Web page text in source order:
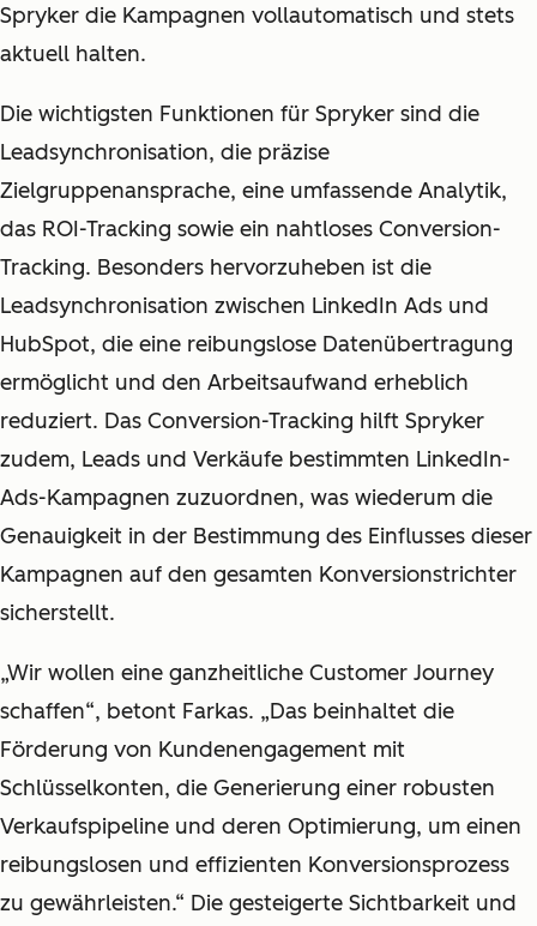
Spryker die Kampagnen vollautomatisch und stets
aktuell halten.
Die wichtigsten Funktionen für Spryker sind die
Leadsynchronisation, die präzise
Zielgruppenansprache, eine umfassende Analytik,
das ROI-Tracking sowie ein nahtloses Conversion-
Tracking. Besonders hervorzuheben ist die
Leadsynchronisation zwischen LinkedIn Ads und
HubSpot, die eine reibungslose Datenübertragung
ermöglicht und den Arbeitsaufwand erheblich
reduziert. Das Conversion-Tracking hilft Spryker
zudem, Leads und Verkäufe bestimmten LinkedIn-
Ads-Kampagnen zuzuordnen, was wiederum die
Genauigkeit in der Bestimmung des Einflusses dieser
Kampagnen auf den gesamten Konversionstrichter
sicherstellt.
„Wir wollen eine ganzheitliche Customer Journey
schaffen“, betont Farkas. „Das beinhaltet die
Förderung von Kundenengagement mit
Schlüsselkonten, die Generierung einer robusten
Verkaufspipeline und deren Optimierung, um einen
reibungslosen und effizienten Konversionsprozess
zu gewährleisten.“ Die gesteigerte Sichtbarkeit und